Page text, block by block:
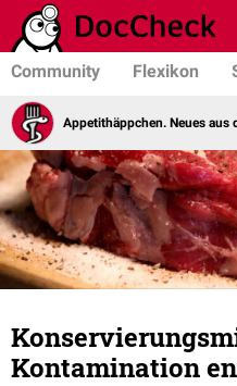
Community Flexikon
Appetithäppchen. Neues aus
Kontamination